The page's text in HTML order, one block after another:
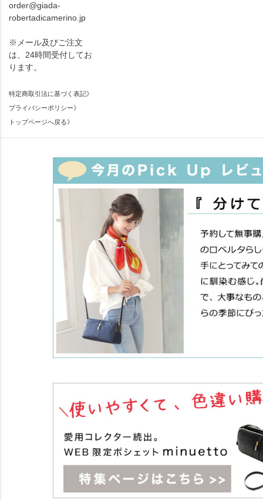
order@giada-
robertadicamerino.jp
※メール及びご注文
は、24時間受付してお
ります。
特定商取引法に基づく表記》
プライバシーポリシー》
トップページへ戻る》